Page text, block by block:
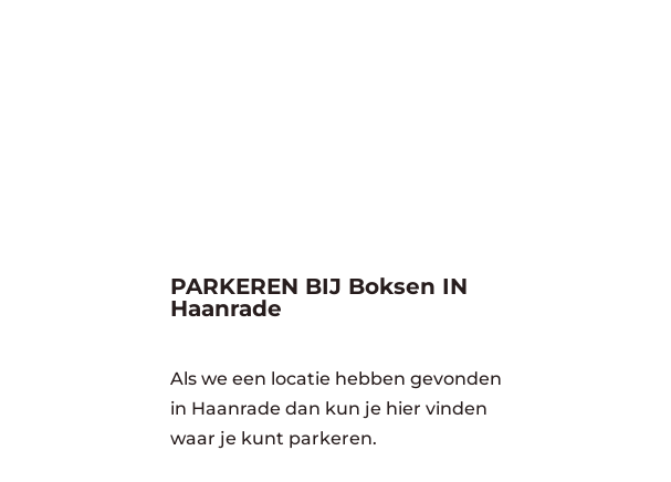
PARKEREN BIJ Boksen IN
Haanrade
Als we een locatie hebben gevonden
in Haanrade dan kun je hier vinden
waar je kunt parkeren.